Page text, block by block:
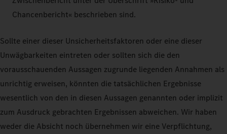
Chancenbericht« beschrieben sind.
Sollte einer dieser Unsicherheitsfaktoren oder eine dieser
Unwägbarkeiten eintreten oder sollten sich die den
vorausschauenden Aussagen zugrunde liegenden Annahmen als
unrichtig erweisen, könnten die tatsächlichen Ergebnisse
wesentlich von den in diesen Aussagen genannten oder implizit
zum Ausdruck gebrachten Ergebnissen abweichen. Wir haben
weder die Absicht noch übernehmen wir eine Verpflichtung,